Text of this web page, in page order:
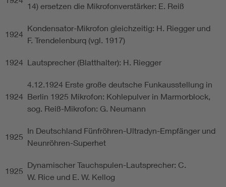
14) ersetzen die Mikrofonverstärker: E. Reiß
1924
Kondensator-Mikrofon gleichzeitig: H. Riegger und
F. Trendelenburq (vgl. 1917)
1924 Lautsprecher (Blatthalter): H. Riegger
1924
4.12.1924 Erste große deutsche Funkausstellung in
Berlin 1925 Mikrofon: Kohlepulver in Marmorblock,
sog. Reiß-Mikrofon: G. Neumann
1925
In Deutschland Fünfröhren-Ultradyn-Empfänger und
Neunröhren-Superhet
1925
Dynamischer Tauchspulen-Lautsprecher: C.
W. Rice und E. W. Kellog